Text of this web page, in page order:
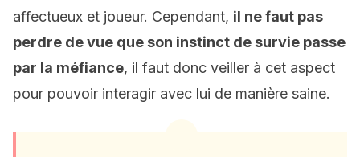
affectueux et joueur. Cependant, il ne faut pas
perdre de vue que son instinct de survie passe
par la méfiance, il faut donc veiller à cet aspect
pour pouvoir interagir avec lui de manière saine.